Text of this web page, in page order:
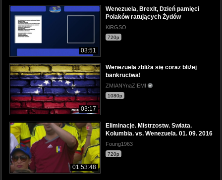
03:51
Wenezuela, Brexit, Dzień pamięci
Polaków ratujących Żydów
KiRGSO
720p
03:17
Wenezuela zbliża się coraz bliżej
bankructwa!
ZMIANYnaZIEMI
1080p
01:53:48
Eliminacje. Mistrzostw. Swiata.
Kolumbia. vs. Wenezuela. 01. 09. 2016
Foung1963
720p